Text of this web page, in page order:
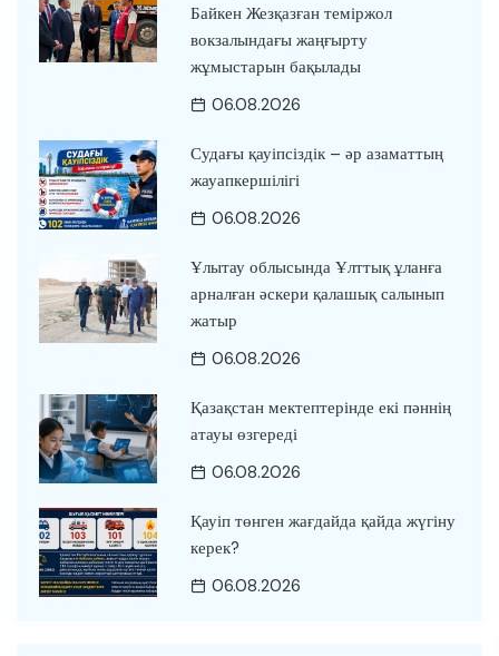
Байкен Жезқазған теміржол
вокзалындағы жаңғырту
жұмыстарын бақылады
06.08.2026
Судағы қауіпсіздік – әр азаматтың
жауапкершілігі
06.08.2026
Ұлытау облысында Ұлттық ұланға
арналған әскери қалашық салынып
жатыр
06.08.2026
Қазақстан мектептерінде екі пәннің
атауы өзгереді
06.08.2026
Қауіп төнген жағдайда қайда жүгіну
керек?
06.08.2026